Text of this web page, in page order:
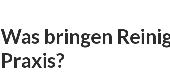
Was bringen
Praxis?